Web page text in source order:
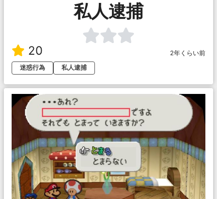
私人逮捕
20
2年くらい前
迷惑行為
私人逮捕